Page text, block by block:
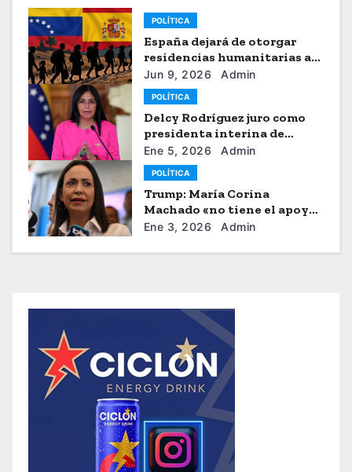
POLÍTICA
España dejará de otorgar
residencias humanitarias a
venezolanos
Jun 9, 2026 Admin
POLÍTICA
Delcy Rodríguez juro como
presidenta interina de
Venezuela
Ene 5, 2026 Admin
POLÍTICA
Trump: María Corina
Machado «no tiene el apoyo»
para dirigir Venezuela
Ene 3, 2026 Admin